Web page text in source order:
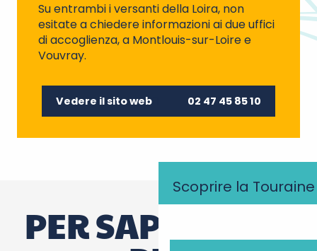
Scoprire la Touraine
Su entrambi i versanti della Loira, non
esitate a chiedere informazioni ai due uffici
di accoglienza, a Montlouis-sur-Loire e
Vouvray.
Vedere il sito web 02 47 45 85 10
PER SAPERNE DI